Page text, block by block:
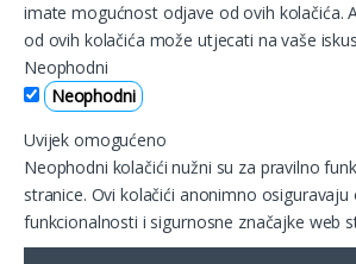
imate mogućnost odjave od ovih kolačića.
od ovih kolačića može utjecati na vaše
Neophodni
Neophodni
Uvijek omogućeno
Neophodni kolačići nužni su za pravilno
stranice. Ovi kolačići anonimno osiguravaju
funkcionalnosti i sigurnosne značajke web